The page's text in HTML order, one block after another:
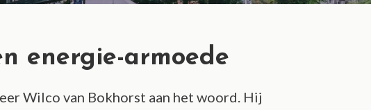
energie-armoede
Wilco van Bokhorst aan het woord. Hij